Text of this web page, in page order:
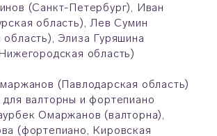
(Санкт-Петербург), Иван
область), Лев Сумин
Элиза Гуряшина
область)
(Павлодарская область)
валторны и фортепиано
Омаржанов (валторна),
(фортепиано, Кировская